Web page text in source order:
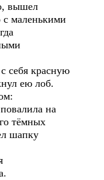
вышел
маленькими
себя красную
ею лоб.
на
тёмных
шапку